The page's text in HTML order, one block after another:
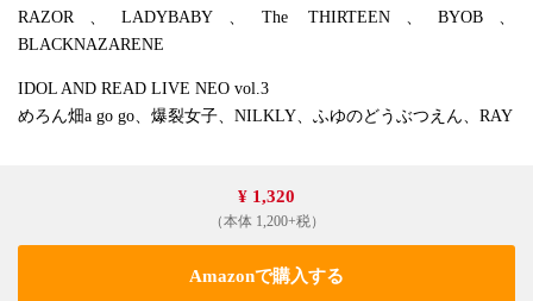
RAZOR、LADYBABY、The THIRTEEN、BYOB、
BLACKNAZARENE
IDOL AND READ LIVE NEO vol.3
めろん畑a go go、爆裂女子、NILKLY、ふゆのどうぶつえん、RAY
¥ 1,320
（本体 1,200+税）
Amazonで購入する